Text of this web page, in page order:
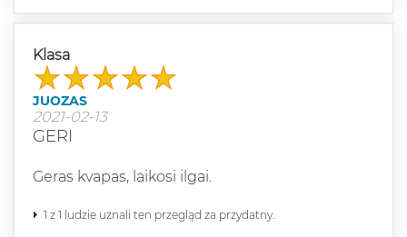
Klasa
JUOZAS
2021-02-13
GERI
Geras kvapas, laikosi ilgai.
1 z 1 ludzie uznali ten przegląd za przydatny.